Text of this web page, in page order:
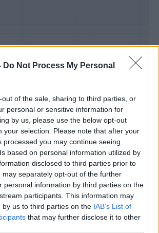
Do Not Process My Personal
out of the sale, sharing to third parties, or
personal or sensitive information for
by us, please use the below opt-out
your selection. Please note that after your
processed you may continue seeing
based on personal information utilized by
disclosed to third parties prior to
may separately opt-out of the further
personal information by third parties on the
participants. This information may
by us to third parties on the IAB’s List of
that may further disclose it to other
Classic Mantra
Titolare 13 - 43%
Entrato 10 - 33%
Squalificato